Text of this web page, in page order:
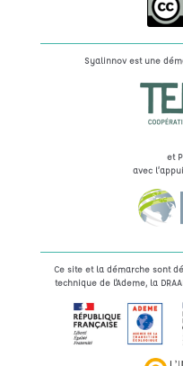
Syalinnov est une
et
avec
Ce site et la démarche sont
technique de l'Ademe, la